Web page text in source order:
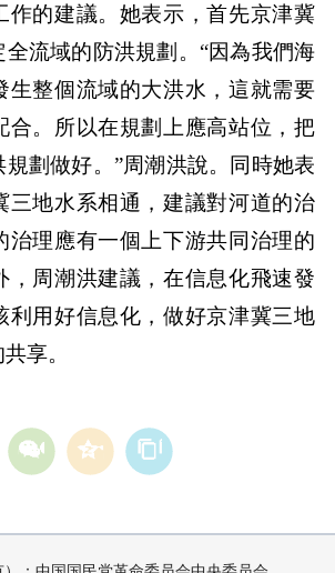
作的建議。她表示，首先京津冀
流域的防洪規劃。“因為我們海
生整個流域的大洪水，這就需要
合。所以在規劃上應高站位，把
劃做好。”周潮洪說。同時她表
三地水系相通，建議對河道的治
治理應有一個上下游共同治理的
，周潮洪建議，在信息化飛速發
利用好信息化，做好京津冀三地
享。